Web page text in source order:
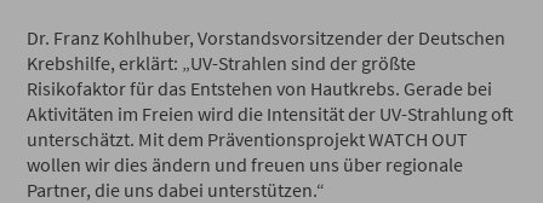
Dr. Franz Kohlhuber, Vorstandsvorsitzender der Deutschen
Krebshilfe, erklärt: „UV-Strahlen sind der größte
Risikofaktor für das Entstehen von Hautkrebs. Gerade bei
Aktivitäten im Freien wird die Intensität der UV-Strahlung oft
unterschätzt. Mit dem Präventionsprojekt WATCH OUT
wollen wir dies ändern und freuen uns über regionale
Partner, die uns dabei unterstützen.“